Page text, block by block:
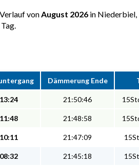
von August 2026 in Niederbiel,
Dämmerung Ende
21:50:46
21:48:58
21:47:09
21:45:18